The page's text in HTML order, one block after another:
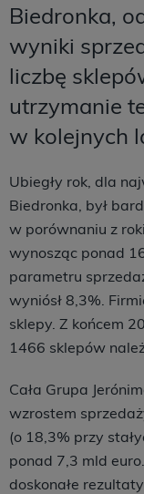
Biedronka,
wyniki
liczbę
utrzymanie
w kolejnych
Ubiegły rok, dla
Biedronka, był
w porównaniu z
wynosząc ponad
parametru
wyniósł 8,3%.
sklepy. Z końcem
1466 sklepów
Cała Grupa
wzrostem
(o 18,3% przy
ponad 7,3 mld
doskonałe